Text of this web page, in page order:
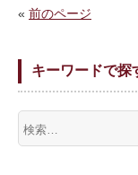
« 前のページ
キーワードで探